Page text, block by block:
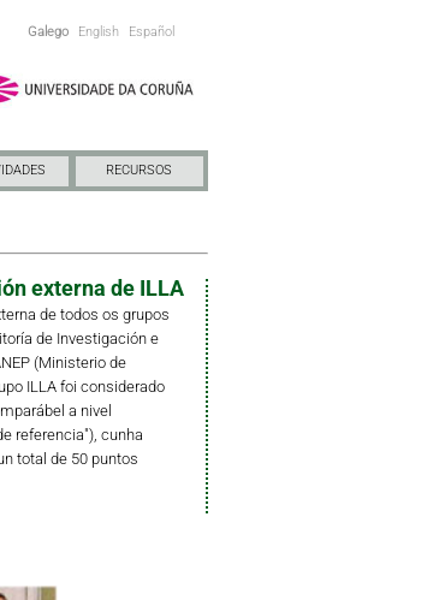
Galego English Español
RECURSOS
externa de ILLA
de todos os grupos
de Investigación e
(Ministerio de
ILLA foi considerado
a nivel
referencia"), cunha
total de 50 puntos